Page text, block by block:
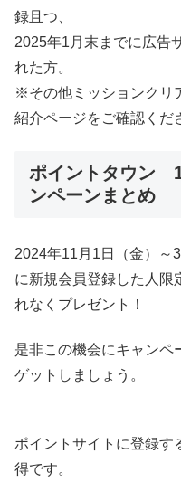
録且つ、
2025年1月末までに広告
れた方。
※その他ミッションクリ
紹介ページをご確認くだ
ポイントタウン
ンペーンまとめ
2024年11月1日（金）～
に新規会員登録した人限
れなくプレゼント！
是非この機会にキャンペ
ゲットしましょう。
ポイントサイトに登録す
得です。